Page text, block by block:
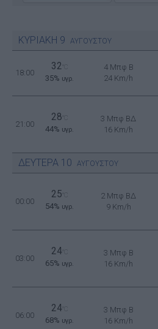
ΚΥΡΙΑΚΗ 9 ΑΥΓΟΥΣΤΟΥ
18:00
32
35% υγρ.
4 Μπφ B
24 Km/h
21:00
28
44% υγρ.
3 Μπφ ΒΔ
16 Km/h
ΔΕΥΤΕΡΑ 10 ΑΥΓΟΥΣΤΟΥ
00:00
25
54% υγρ.
2 Μπφ ΒΔ
9 Km/h
03:00
24°C
65% υγρ.
3 Μπφ B
16 Km/h
06:00
24°C
68% υγρ.
3 Μπφ B
16 Km/h